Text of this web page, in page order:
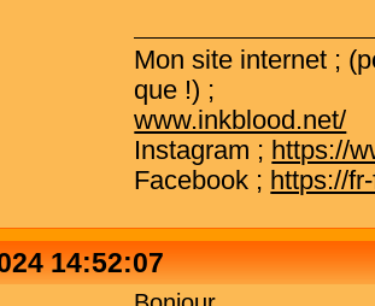
Mon site internet ;
que !) ;
www.inkblood.net/
Instagram ; https://
Facebook ; https://
14:52:07